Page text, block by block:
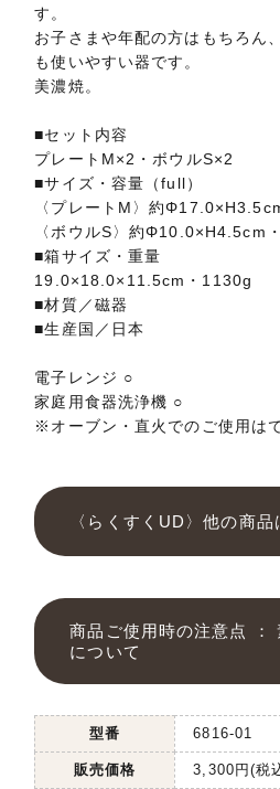
す。
お子さまや年配の方はもちろん
も使いやすい器です。
美濃焼。
■セット内容
プレートM×2・ボウルS×2
■サイズ・容量（full）
〈プレートM〉約
〈ボウルS〉約Φ10.0×H4.5cm
■箱サイズ・重量
19.0×18.0×11.5cm・1130g
■材質／磁器
■生産国／日本
電子レンジ ○
家庭用食器洗浄機 ○
※オーブン・直火でのご使用は
〈らくすくUD〉他の商
商品ご使用時の注意点 ：
について
型番 6816-01
販売価格 3,300円(税